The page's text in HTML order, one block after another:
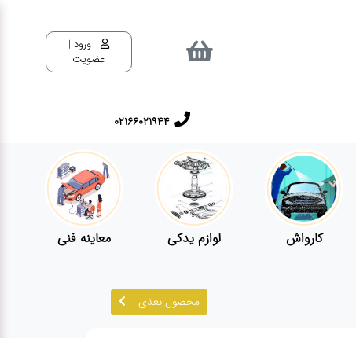
ورود |
عضویت
02166021944
کارواش لوازم یدکی معاینه فنی
محصول بعدی